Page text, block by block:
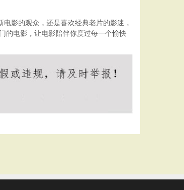
影的观众，还是喜欢经典老片的影迷，
的电影，让电影陪伴你度过每一个愉快